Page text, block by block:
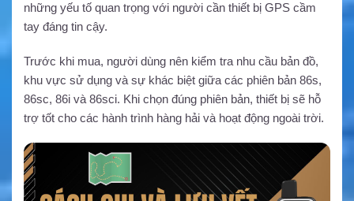
những yếu tố quan trọng với người cần thiết bị GPS cầm
tay đáng tin cậy.
Trước khi mua, người dùng nên kiểm tra nhu cầu bản đồ,
khu vực sử dụng và sự khác biệt giữa các phiên bản 86s,
86sc, 86i và 86sci. Khi chọn đúng phiên bản, thiết bị sẽ hỗ
trợ tốt cho các hành trình hàng hải và hoạt động ngoài trời.